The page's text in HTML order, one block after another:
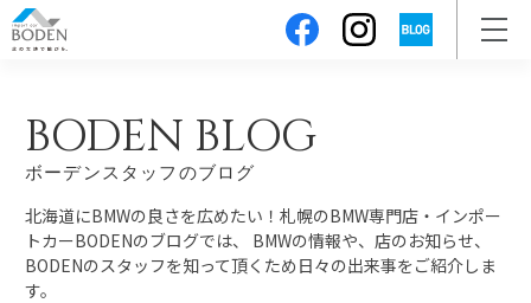
BODEN BLOG
ボーデンスタッフのブログ
北海道にBMWの良さを広めたい！札幌のBMW専門店・インポー
トカーBODENのブログでは、
BMWの情報や、店のお知らせ、
BODENのスタッフを知って頂くため日々の出来事をご紹介しま
す。